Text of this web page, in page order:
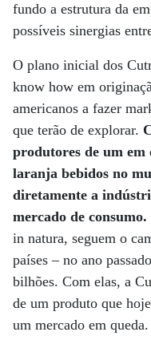
fundo a estrutura da
possíveis sinergias
O plano inicial dos
know how em
americanos a fazer
que terão de explorar.
produtores de um em
laranja bebidos no
diretamente a
mercado de consumo.
in natura, seguem o
países – no ano
bilhões. Com elas, a
de um produto que
um mercado em queda.